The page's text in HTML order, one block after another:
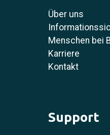
Über uns
Menschen bei
Karriere
Kontakt
Support